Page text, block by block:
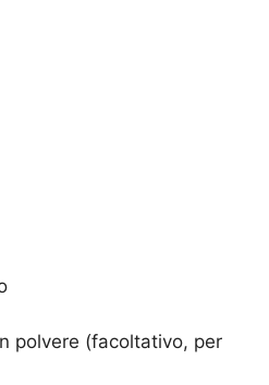
polvere (facoltativo, per